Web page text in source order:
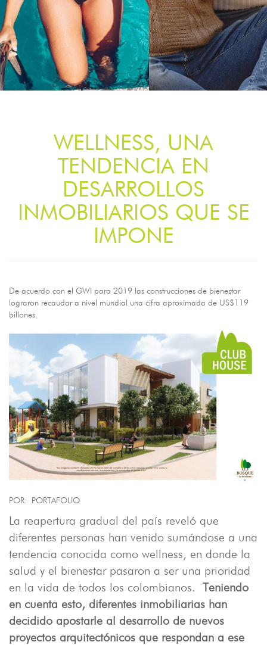
WELLNESS, UNA
TENDENCIA EN
DESARROLLOS
INMOBILIARIOS QUE SE
IMPONE
De acuerdo con el GWI para 2019 las construcciones de bienestar
lograron recaudar a nivel mundial una cifra aproximada de US$119
billones.
POR: PORTAFOLIO
La reapertura gradual del país reveló que
diferentes personas han venido sumándose a una
tendencia conocida como wellness, en donde la
salud y el bienestar pasaron a ser una prioridad
en la vida de todos los colombianos. Teniendo
en cuenta esto, diferentes inmobiliarias han
decidido apostarle al desarrollo de nuevos
proyectos arquitectónicos que respondan a ese